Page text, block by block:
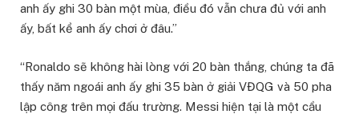
anh ấy ghi 30 bàn một mùa, điều đó vẫn chưa đủ với anh
ấy, bất kể anh ấy chơi ở đâu.”
“Ronaldo sẽ không hài lòng với 20 bàn thắng, chúng ta đã
thấy năm ngoái anh ấy ghi 35 bàn ở giải VĐQG và 50 pha
lập công trên mọi đấu trường. Messi hiện tại là một cầu